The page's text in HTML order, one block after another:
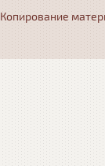
Копирование